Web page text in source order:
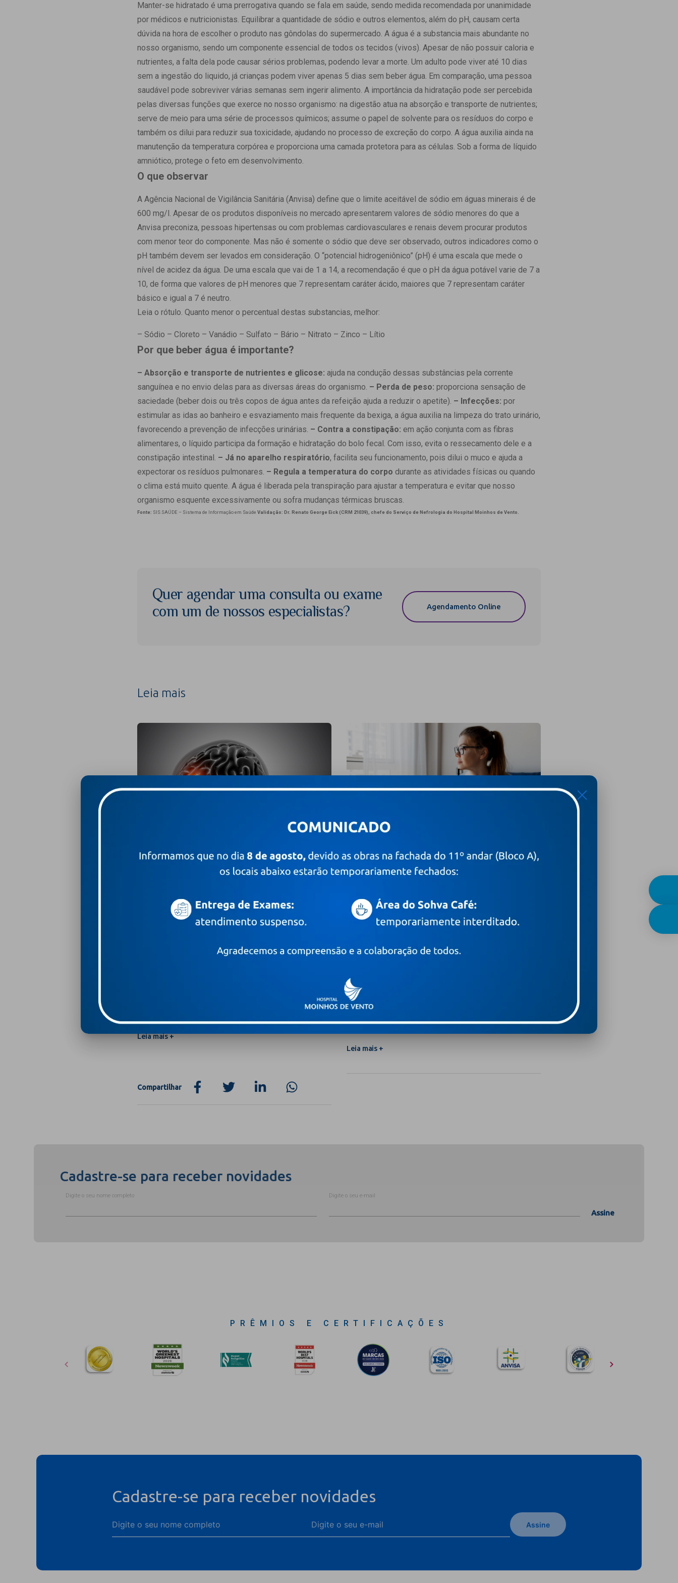
Estrutura de Gestão
Exames - Portal Médico
Farmácia
Fisioterapia
Quem Somos
Responsabilidade Ambiental
Responsabilidade Social
Serviço Social
Empresas
Tele Interconsultas
Cabine Telemedicina
Gestão do Cuidado
Manter-se hidratado é uma prerrogativa quando se fala em saúde, sendo medida recomendada por unanimidade
por médicos e nutricionistas. Equilibrar a quantidade de sódio e outros elementos, além do pH, causam certa
dúvida na hora de escolher o produto nas gôndolas do supermercado. A água é a substancia mais abundante no
nosso organismo, sendo um componente essencial de todos os tecidos (vivos). Apesar de não possuir caloria e
nutrientes, a falta dela pode causar sérios problemas, podendo levar a morte. Um adulto pode viver até 10 dias
sem a ingestão do liquido, já crianças podem viver apenas 5 dias sem beber água. Em comparação, uma pessoa
saudável pode sobreviver várias semanas sem ingerir alimento. A importância da hidratação pode ser percebida
pelas diversas funções que exerce no nosso organismo: na digestão atua na absorção e transporte de nutrientes;
serve de meio para uma série de processos químicos; assume o papel de solvente para os resíduos do corpo e
também os dilui para reduzir sua toxicidade, ajudando no processo de excreção do corpo. A água auxilia ainda na
manutenção da temperatura corpórea e proporciona uma camada protetora para as células. Sob a forma de líquido
amniótico, protege o feto em desenvolvimento.
O que observar
A Agência Nacional de Vigilância Sanitária (Anvisa) define que o limite aceitável de sódio em águas minerais é de
600 mg/l. Apesar de os produtos disponíveis no mercado apresentarem valores de sódio menores do que a
Anvisa preconiza, pessoas hipertensas ou com problemas cardiovasculares e renais devem procurar produtos
com menor teor do componente. Mas não é somente o sódio que deve ser observado, outros indicadores como o
pH também devem ser levados em consideração. O “potencial hidrogeniônico” (pH) é uma escala que mede o
nível de acidez da água. De uma escala que vai de 1 a 14, a recomendação é que o pH da água potável varie de 7 a
10, de forma que valores de pH menores que 7 representam caráter ácido, maiores que 7 representam caráter
básico e igual a 7 é neutro.
Leia o rótulo. Quanto menor o percentual destas substancias, melhor:
– Sódio – Cloreto – Vanádio – Sulfato – Bário – Nitrato – Zinco – Lítio
Por que beber água é importante?
– Absorção e transporte de nutrientes e glicose: ajuda na condução dessas substâncias pela corrente
sanguínea e no envio delas para as diversas áreas do organismo. – Perda de peso: proporciona sensação de
saciedade (beber dois ou três copos de água antes da refeição ajuda a reduzir o apetite). – Infecções: por
estimular as idas ao banheiro e esvaziamento mais frequente da bexiga, a água auxilia na limpeza do trato urinário,
favorecendo a prevenção de infecções urinárias. – Contra a constipação: em ação conjunta com as fibras
alimentares, o líquido participa da formação e hidratação do bolo fecal. Com isso, evita o ressecamento dele e a
constipação intestinal. – Já no aparelho respiratório, facilita seu funcionamento, pois dilui o muco e ajuda a
expectorar os resíduos pulmonares. – Regula a temperatura do corpo durante as atividades físicas ou quando
o clima está muito quente. A água é liberada pela transpiração para ajustar a temperatura e evitar que nosso
organismo esquente excessivamente ou sofra mudanças térmicas bruscas.
Fonte: SIS.SAÚDE – Sistema de Informação em Saúde Validação: Dr. Renato George Eick (CRM 21039), chefe do Serviço de Nefrologia do Hospital Moinhos de Vento.
Quer agendar uma consulta ou exame
com um de nossos especialistas?
Agendamento Online
Leia mais
Todo tumor cerebral é um câncer?
4 de agosto de 2026
Como diferenciar o TDAH de distrações
comuns, ansiedade, depressão e burnout?
Leia mais +
Leia mais +
Fertilidade: cinco perguntas para toda mulher (e todo
homem) que pretende ampliar a família
Leia mais +
Compartilhar
Cadastre-se para receber novidades
Digite o seu nome completo Digite o seu e-mail
Assine
PRÊMIOS E CERTIFICAÇÕES
Cadastre-se para receber novidades
Assine
X